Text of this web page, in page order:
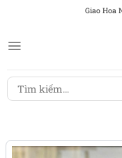
dung
Giao Hoa
Tìm
kiếm: